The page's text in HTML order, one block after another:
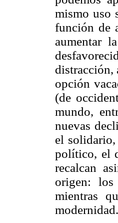
mismo uso
función de
aumentar
distracción,
opción
(de
mundo,
nuevas
el
político, el
recalcan
origen:
mientras
modernidad.